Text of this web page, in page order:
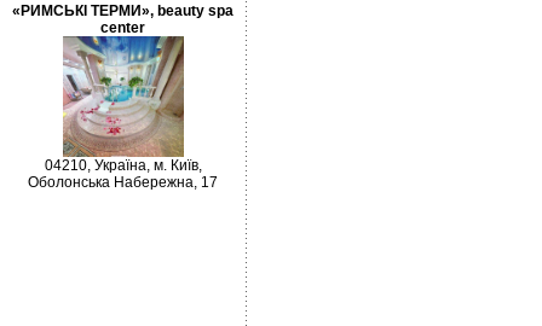
«РИМСЬКІ ТЕРМИ», beauty spa
center
04210, Україна, м. Київ,
Оболонська Набережна, 17